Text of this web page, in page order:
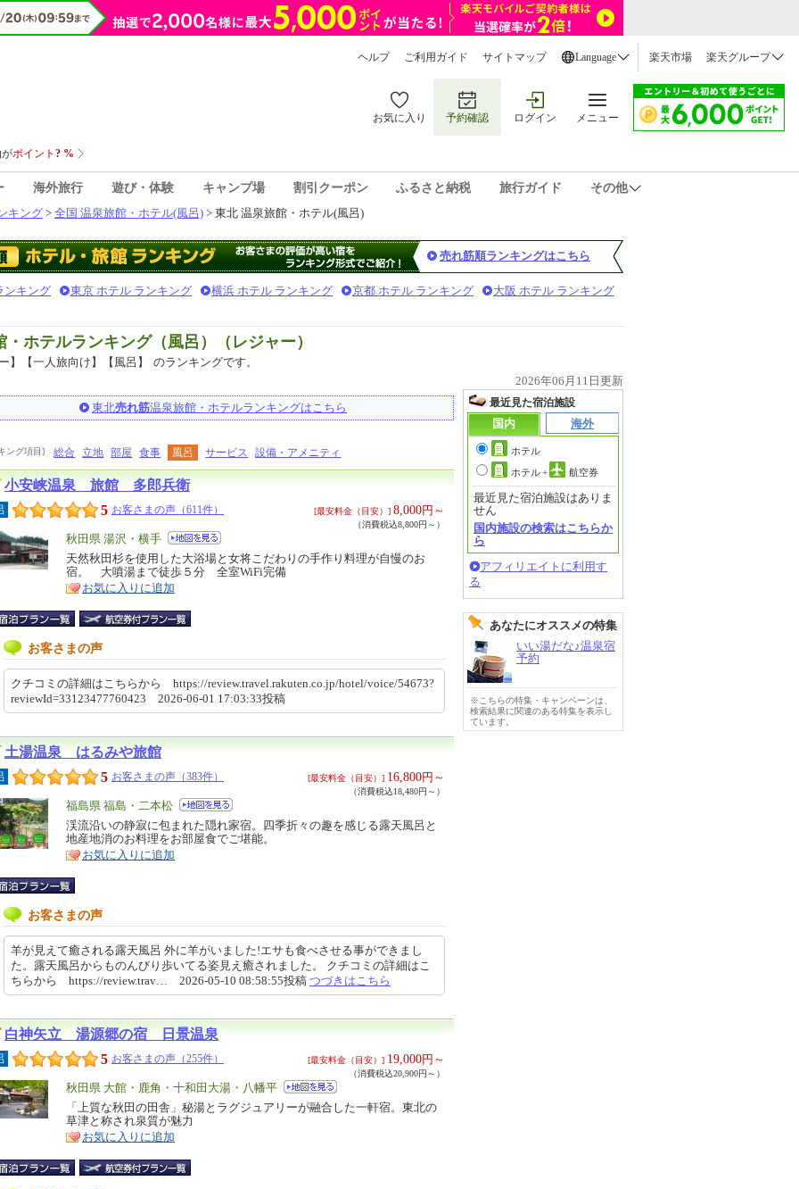
ヘルプ ご利用ガイド サイトマップ Language 楽天市場 楽天グループ
お気に入り 予約確認 ログイン メニュー
海外旅行 遊び・体験 キャンプ場 割引クーポン ふるさと納税 旅行ガイド
その他
キング > 全国 温泉旅館・ホテル(風呂) > 東北 温泉旅館・ホテル(風呂)
売れ筋順ランキングはこちら
ンキング 東京 ホテル ランキング 横浜 ホテル ランキング 京都 ホテル ランキング 大阪 ホテル ランキング
ホテルランキング（風呂）（レジャー）
】【一人旅向け】【風呂】
のランキングです。
2026年06月11日更新
東北売れ筋温泉旅館・ホテルランキングはこちら
ング項目] 総合 立地 部屋 食事 風呂 サービス 設備・アメニティ
小安峡温泉 旅館 多郎兵衛
5 お客さまの声（611件） [最安料金（目安）] 8,000円～
（消費税込8,800円～）
エ
リ
ア
秋田県 湯沢・横手
特
徴
天然秋田杉を使用した大浴場と女将こだわりの手作り料理が自慢のお
宿。 大噴湯まで徒歩５分 全室WiFi完備
お気に入りに追加
お客さまの声
クチコミの詳細はこちらから https://review.travel.rakuten.co.jp/hotel/voice/54673?
reviewId=33123477760423 2026-06-01 17:03:33投稿
土湯温泉 はるみや旅館
5 お客さまの声（383件） [最安料金（目安）] 16,800円～
（消費税込18,480円～）
エ
リ
ア
福島県 福島・二本松
特
徴
渓流沿いの静寂に包まれた隠れ家宿。四季折々の趣を感じる露天風呂と
地産地消のお料理をお部屋食でご堪能。
お気に入りに追加
お客さまの声
羊が見えて癒される露天風呂 外に羊がいました!エサも食べさせる事ができまし
た。露天風呂からものんびり歩いてる姿見え癒されました。 クチコミの詳細はこ
ちらから https://review.trav… 2026-05-10 08:58:55投稿 つづきはこちら
白神矢立 湯源郷の宿 日景温泉
5 お客さまの声（255件） [最安料金（目安）] 19,000円～
（消費税込20,900円～）
エ
リ
ア
秋田県 大館・鹿角・十和田大湯・八幡平
特
徴
「上質な秋田の田舎」秘湯とラグジュアリーが融合した一軒宿。東北の
草津と称され泉質が魅力
お気に入りに追加
最近見た宿泊施設
国内
海外
ホテル
ホテル+ 航空券
最近見た宿泊施設はありま
せん
国内施設の検索はこちらか
ら
アフィリエイトに利用す
る
あなたにオススメの特集
いい湯だな♪温泉宿
予約
※こちらの特集・キャンペーンは、
検索結果に関連のある特集を表示し
ています。